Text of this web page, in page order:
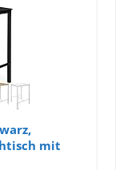
mit
Design,